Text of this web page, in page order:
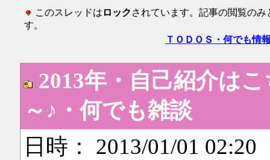
このスレッドは ロック されています。記事の閲覧のみ
す。
ＴＯＤＯＳ・何でも情
2013年・自己紹介は
～♪・何でも雑談
日時： 2013/01/01 02:20